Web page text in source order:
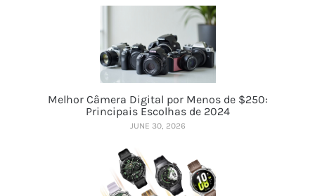
Melhor Câmera Digital por Menos de $250:
Principais Escolhas de 2024
JUNE 30, 2026